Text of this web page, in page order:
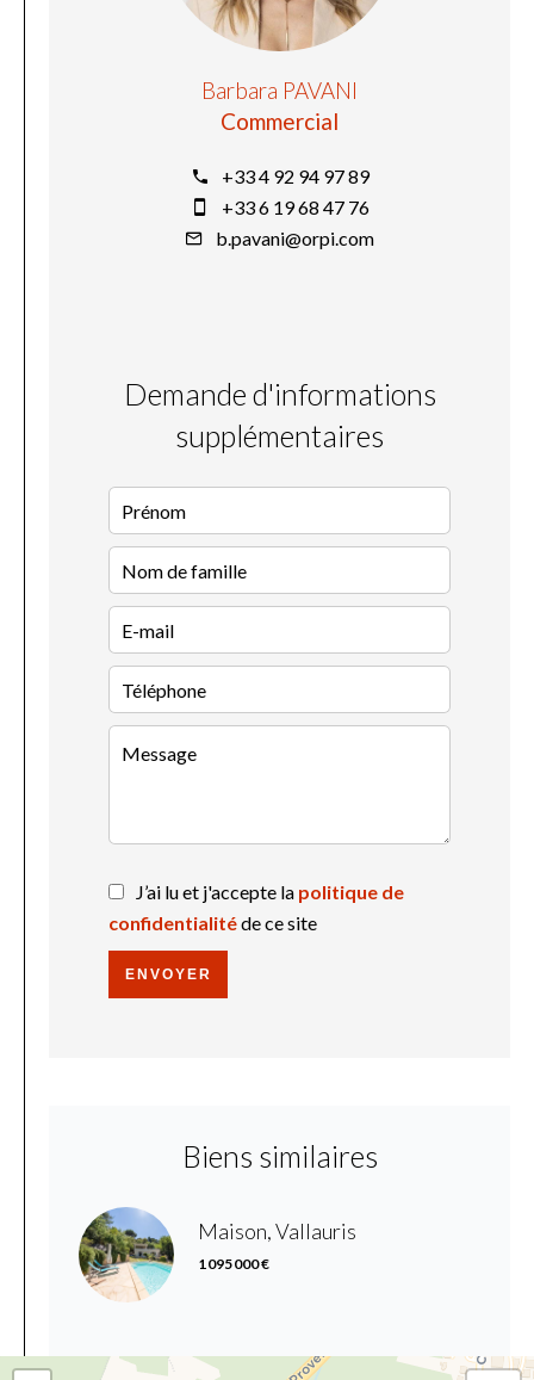
Barbara PAVANI
Commercial
+33 4 92 94 97 89
+33 6 19 68 47 76
b.pavani@orpi.com
Demande d'informations
supplémentaires
J’ai lu et j'accepte la politique de
confidentialitéde ce site
ENVOYER
Biens similaires
Maison, Vallauris
1 095 000 €